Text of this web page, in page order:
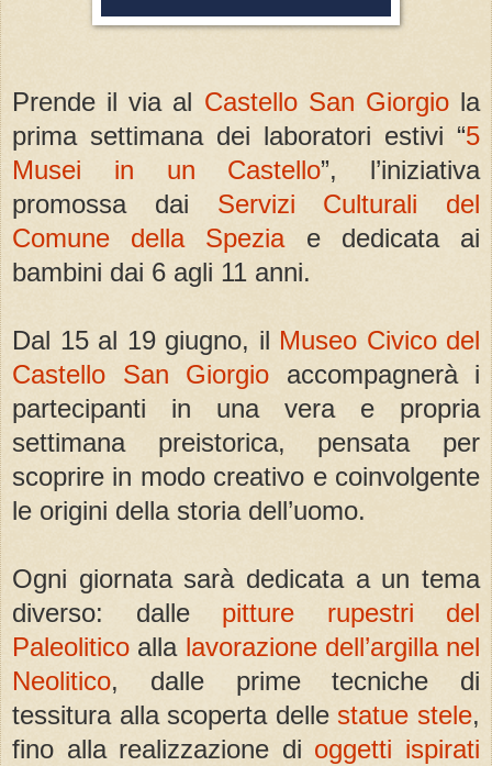
Prende il via al Castello San Giorgiola
prima settimana dei laboratori estivi “5
Musei in un Castello”, l’iniziativa
promossa dai Servizi Culturali del
Comune della Speziae dedicata ai
bambini dai 6 agli 11 anni.
Dal 15 al 19 giugno, il Museo Civico del
Castello San Giorgio accompagnerà i
partecipanti in una vera e propria
settimana preistorica, pensata per
scoprire in modo creativo e coinvolgente
le origini della storia dell’uomo.
Ogni giornata sarà dedicata a un tema
diverso: dalle pitture rupestri del
Paleolitico alla lavorazione dell’argilla nel
Neolitico, dalle prime tecniche di
tessitura alla scoperta delle statue stele,
fino alla realizzazione di oggetti ispirati